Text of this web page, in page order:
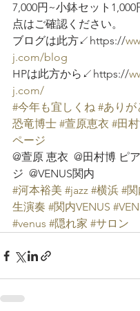
7,000円~小鉢セット
点はご確認ください。
ブログは此方↙️https://
j.com/blog
HPは此方から↙️https://
j.com/
#今年も宜しくね #ありが
恐竜博士 #萱原恵衣 #田
ページ
@萱原 恵衣  @田村博 ピ
ジ  @VENUS関内
#河本裕美 #jazz #横浜 #関
生演奏 #関内VENUS
#venus #隠れ家 #サロン